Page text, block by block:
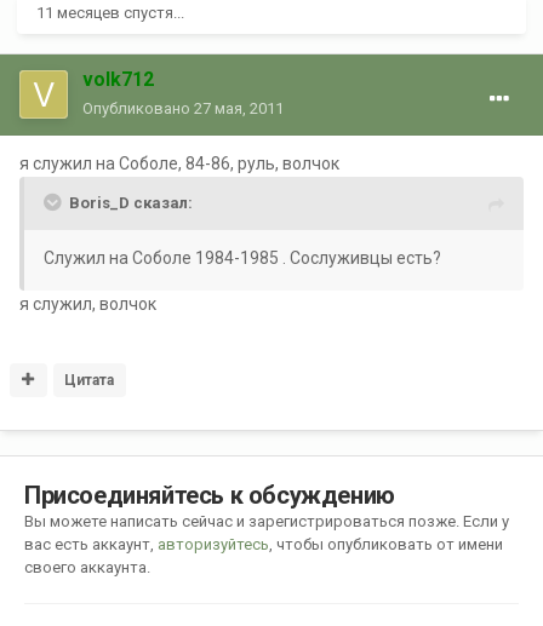
11 месяцев спустя...
volk712
Опубликовано 27 мая, 2011
я служил на Соболе, 84-86, руль, волчок
Boris_D сказал:
Служил на Соболе 1984-1985 . Сослуживцы есть?
я служил, волчок
Цитата
Присоединяйтесь к обсуждению
Вы можете написать сейчас и зарегистрироваться позже. Если у
вас есть аккаунт, авторизуйтесь, чтобы опубликовать от имени
своего аккаунта.